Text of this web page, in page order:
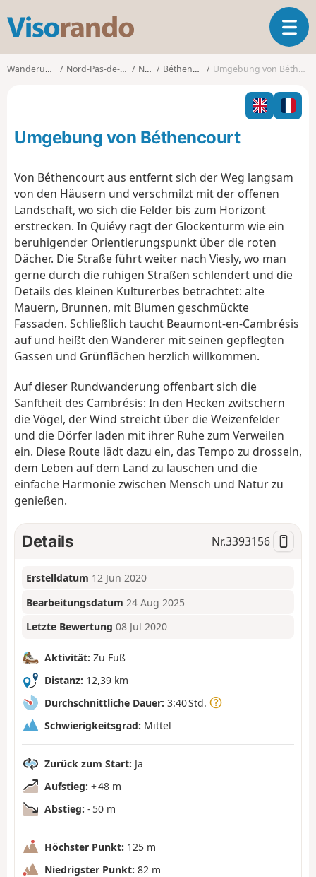
s
o
o
T
o
g
l
n
g
Wanderungen Nord-Pas-de-Calais Nord Béthencourt Umgebung von Béthencourt
Umgebung von Béthencourt
Von Béthencourt aus entfernt sich der Weg langsam
von den Häusern und verschmilzt mit der offenen
Landschaft, wo sich die Felder bis zum Horizont
erstrecken. In Quiévy ragt der Glockenturm wie ein
beruhigender Orientierungspunkt über die roten
Dächer. Die Straße führt weiter nach Viesly, wo man
gerne durch die ruhigen Straßen schlendert und die
Details des kleinen Kulturerbes betrachtet: alte
Mauern, Brunnen, mit Blumen geschmückte
Fassaden. Schließlich taucht Beaumont-en-Cambrésis
auf und heißt den Wanderer mit seinen gepflegten
Gassen und Grünflächen herzlich willkommen.
Auf dieser Rundwanderung offenbart sich die
Sanftheit des Cambrésis: In den Hecken zwitschern
die Vögel, der Wind streicht über die Weizenfelder
und die Dörfer laden mit ihrer Ruhe zum Verweilen
ein. Diese Route lädt dazu ein, das Tempo zu drosseln,
dem Leben auf dem Land zu lauschen und die
einfache Harmonie zwischen Mensch und Natur zu
genießen.
Details Nr.3393156
Erstelldatum 12 Jun 2020
Bearbeitungsdatum 24 Aug 2025
Letzte Bewertung 08 Jul 2020
Aktivität: Zu Fuß
Distanz: 12,39 km
Durchschnittliche Dauer: 3:40 Std.
Schwierigkeitsgrad: Mittel
Zurück zum Start: Ja
Aufstieg: + 48 m
Abstieg: - 50 m
Höchster Punkt: 125 m
Niedrigster Punkt: 82 m